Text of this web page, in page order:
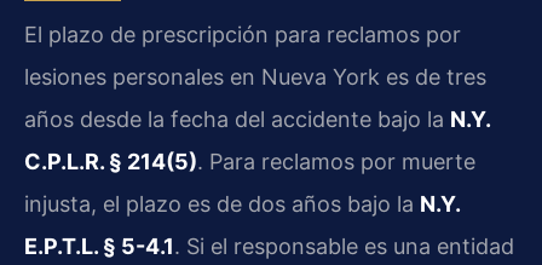
El plazo de prescripción para reclamos por
lesiones personales en Nueva York es de tres
años desde la fecha del accidente bajo la N.Y.
C.P.L.R. § 214(5). Para reclamos por muerte
injusta, el plazo es de dos años bajo la N.Y.
E.P.T.L. § 5-4.1. Si el responsable es una entidad